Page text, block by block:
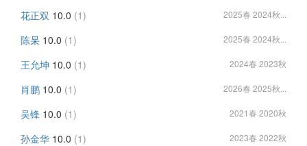
花正双 10.0 (1) 2025春 2024秋...
陈杲 10.0 (1) 2025春 2024秋...
王允坤 10.0 (1) 2024春 2023秋
肖鹏 10.0 (1) 2026春 2025秋...
吴锋 10.0 (1) 2021春 2020秋
孙金华 10.0 (1) 2023春 2022秋